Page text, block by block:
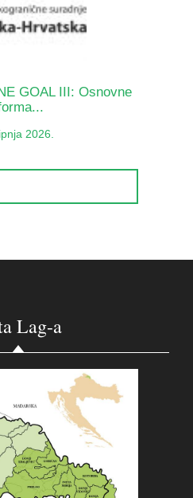
GOAL III: Osnovne
2026.
Lag-a